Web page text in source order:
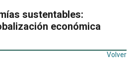
sustentables:
económica
Volver